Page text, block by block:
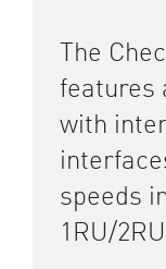
The
features
with
speeds
1RU/